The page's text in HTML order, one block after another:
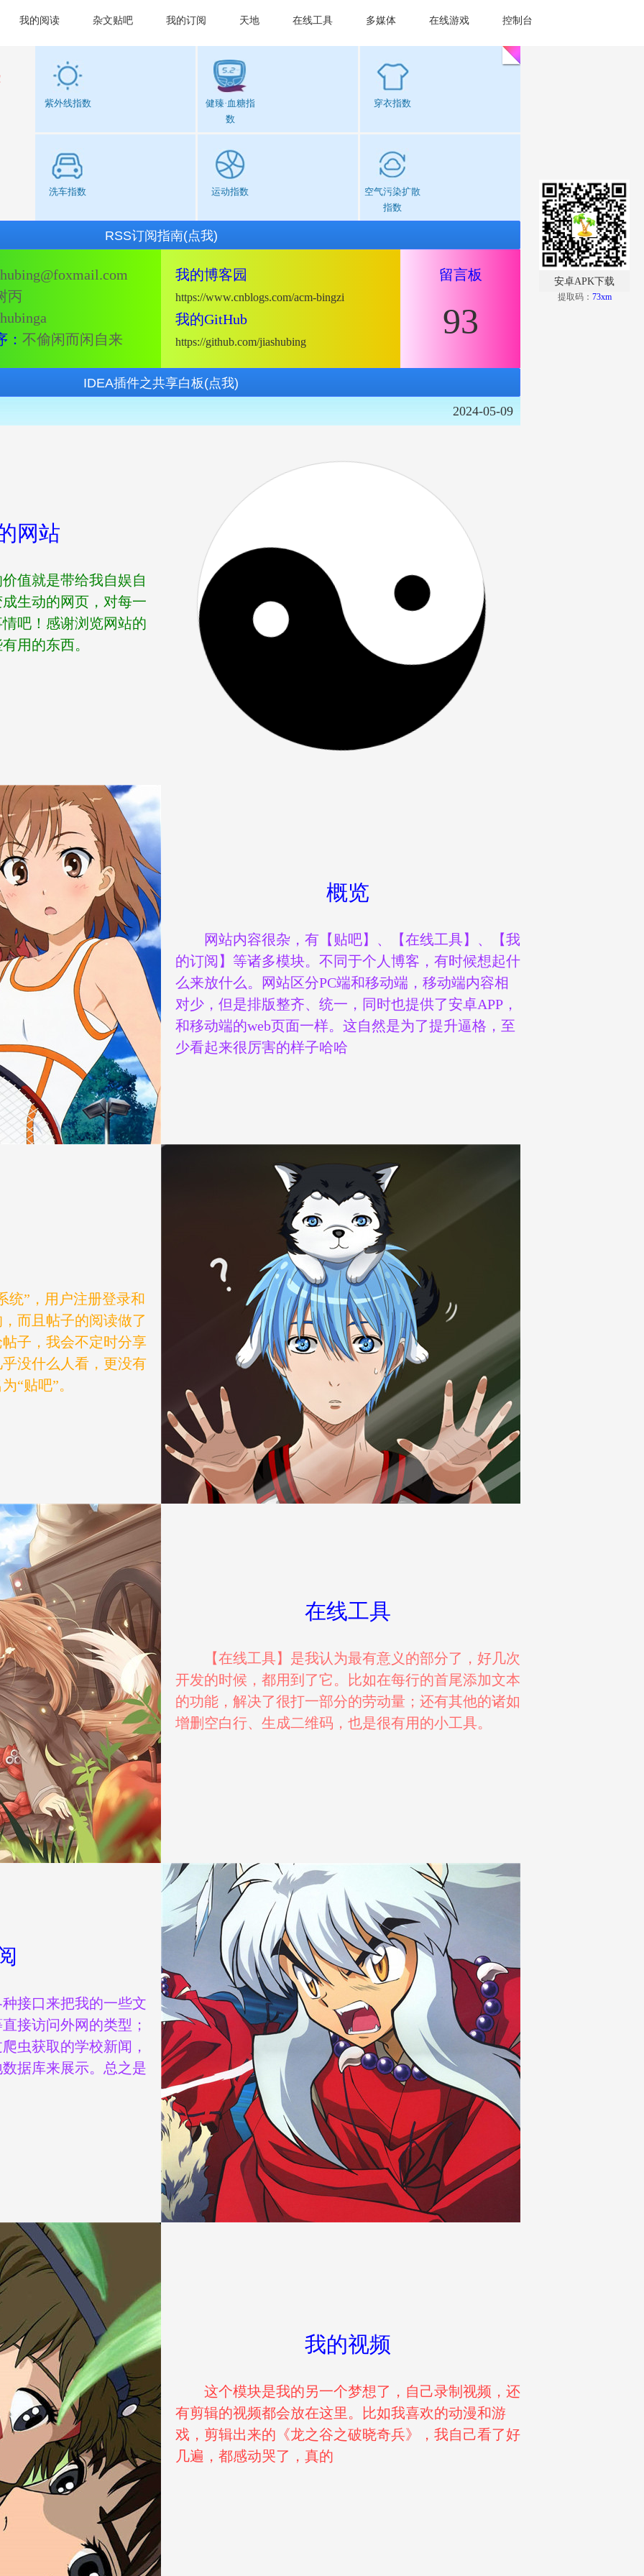
我的阅读 杂文贴吧 我的订阅 天地 在线工具 多媒体 在线游戏 控制台
紫外线指数
健臻·血糖指
数
穿衣指数
洗车指数 运动指数
空气污染扩散
指数
丙
： 不偷闲而闲自来
我的博客园
https://www.cnblogs.com/acm-bingzi
我的GitHub
https://github.com/jiashubing
留言板
93
2023-06-24
2024-12-04
2024-10-31
2024-05-09
网站
值就是带给我自娱自
生动的网页，对每一
吧！感谢浏览网站的
用的东西。
概览
网站内容很杂，有【贴吧】、【在线工具】、【我
的订阅】等诸多模块。不同于个人博客，有时候想起什
么来放什么。网站区分PC端和移动端，移动端内容相
对少，但是排版整齐、统一，同时也提供了安卓APP，
和移动端的web页面一样。这自然是为了提升逼格，至
少看起来很厉害的样子哈哈
统”，用户注册登录和
而且帖子的阅读做了
子，我会不定时分享
没什么人看，更没有
“贴吧”。
在线工具
【在线工具】是我认为最有意义的部分了，好几次
开发的时候，都用到了它。比如在每行的首尾添加文本
的功能，解决了很打一部分的劳动量；还有其他的诸如
增删空白行、生成二维码，也是很有用的小工具。
接口来把我的一些文
接访问外网的类型；
虫获取的学校新闻，
据库来展示。总之是
我的视频
这个模块是我的另一个梦想了，自己录制视频，还
有剪辑的视频都会放在这里。比如我喜欢的动漫和游
戏，剪辑出来的《龙之谷之破晓奇兵》，我自己看了好
几遍，都感动哭了，真的
安卓APK下载
提取码： 73xm